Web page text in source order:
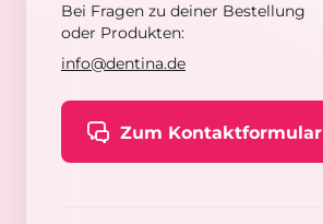
Bei Fragen zu deiner Bestellung
oder Produkten:
info@dentina.de
Zum Kontaktformular